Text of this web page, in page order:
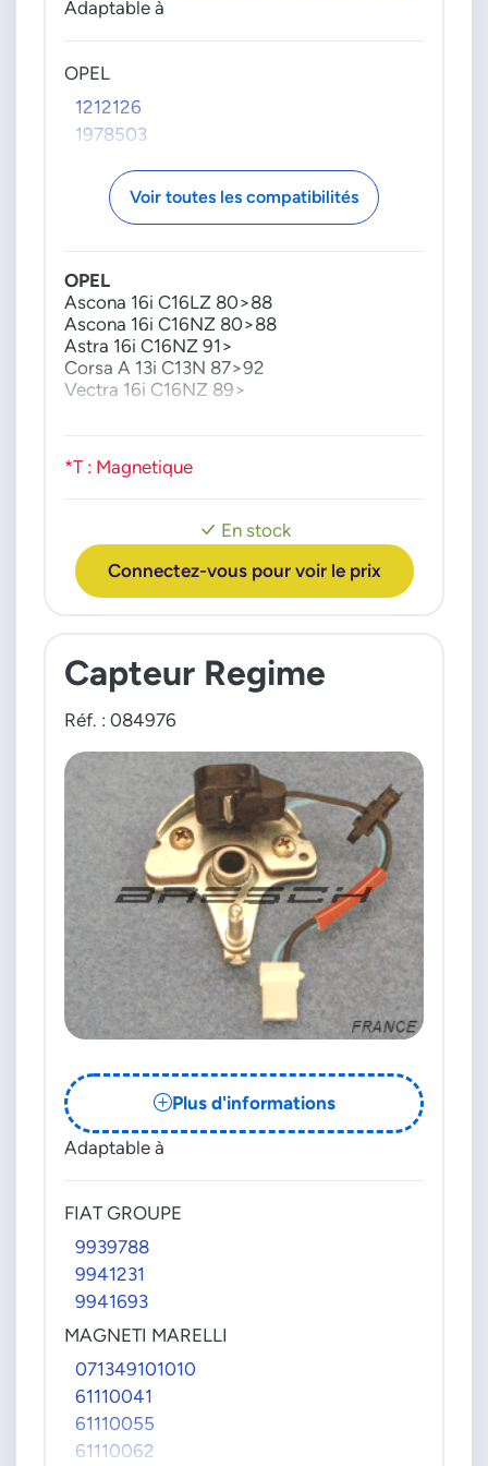
0237027018
0237030003
0237030004
0237030005
0237030006
0237030007
0237030008
0237030010
0237030011
0237030012
0237030013
0237030014
0237030017
0237030020
0237030021
0237030022
0237030024
0237030025
0237031005
0237031007
0237031008
0237031009
0237031010
0237031011
0237031012
0237031013
0237031015
0237031016
0237031017
0237031019
0237031020
0237031021
0237031022
0237031023
0237031026
0237031028
0237035001
0237037008
0237037009
0237037010
0986237304
0986237304090
0986237305
Adaptable à
OPEL
1212126
1978503
Voir toutes les compatibilités
En stock
Connectez-vous pour voir le prix
OPEL
Ascona 16i C16LZ 80>88
Ascona 16i C16NZ 80>88
Astra 16i C16NZ 91>
Corsa A 13i C13N 87>92
Vectra 16i C16NZ 89>
*T : Magnetique
Capteur Regime
Réf. : 084976
Plus d'informations
Adaptable à
FIAT GROUPE
9939788
9941231
9941693
MAGNETI MARELLI
071349101010
61110041
61110055
61110062